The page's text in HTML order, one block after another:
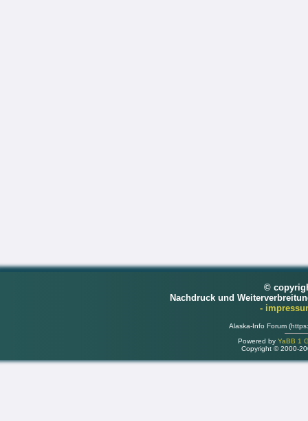
©
Nachdruck und
-
Alaska-Info Forum
Powered by YaBB 1
Copyright © 2000-